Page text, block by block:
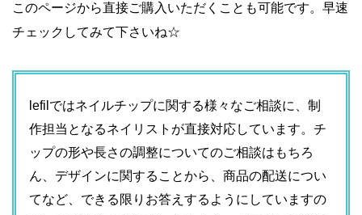
このページから直接ご購入いただくことも可能です。早速
チェックしてみて下さいね☆
lefilではネイルチップに関する様々なご相談に、 制
作担当となるネイリストが直接対応しています。チ
ップの形や長さの調整についてのご相談はもちろ
ん、デザインに関することから、商品の配送につい
てなど、できる限りお答えするようにしていますの